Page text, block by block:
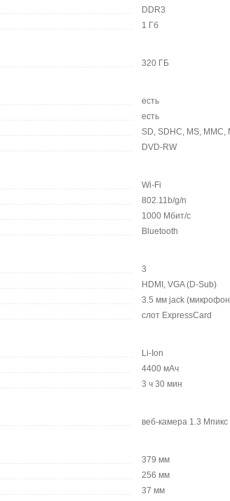
DDR3
1 Гб
320 ГБ
есть
есть
SD, SDHC, MS, MMC,
DVD-RW
Wi-Fi
802.11b/g/n
1000 Мбит/с
Bluetooth
3
HDMI, VGA (D-Sub)
3.5 мм jack
слот ExpressCard
Li-Ion
4400 мАч
3 ч 30 мин
веб-камера 1.3 Мпикс
379 мм
256 мм
37 мм